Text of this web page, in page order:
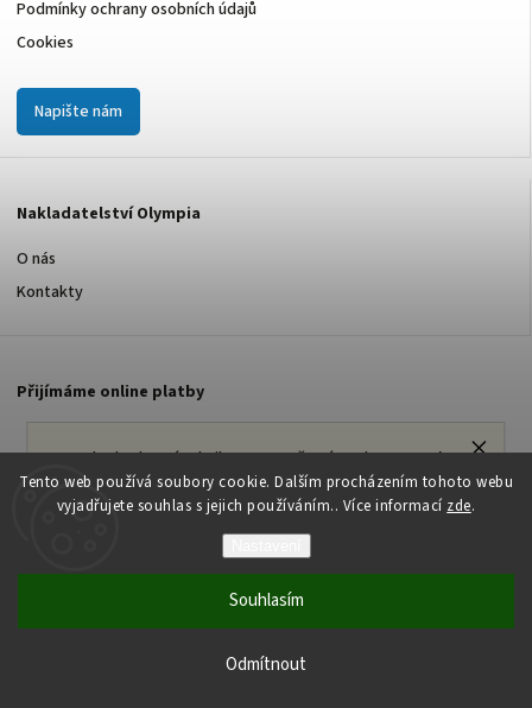
Tento web používá soubory cookie. Dalším procházením tohoto webu
vyjadřujete souhlas s jejich používáním.. Více informací zde.
Odmítnout
Souhlasím
Pokud nakoupíte knihy za 500 Kč a více, dopravu máte
od nás ZDARMA!
Podmínky ochrany osobních údajů
Cookies
Napište nám
Nakladatelství Olympia
O nás
Kontakty
Přijímáme online platby
Vytvořil Shoptet
Nakladatelství Olympia s.r.o.
vyhrazena.